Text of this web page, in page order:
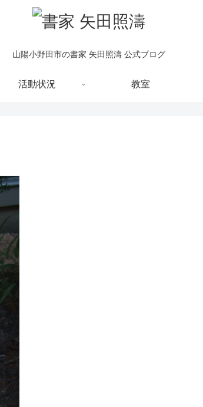
山陽小野田市の書家 矢田照濤 公式ブログ
活動状況 教室